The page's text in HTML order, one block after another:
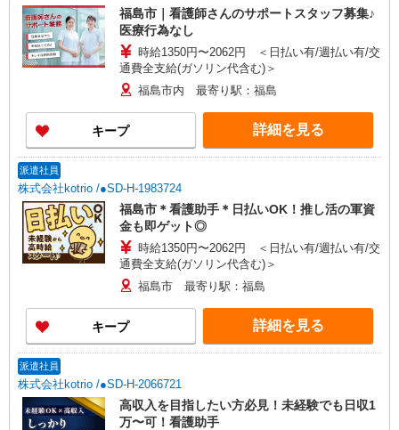
福島市｜看護師さんのサポートスタッフ募集♪
医療行為なし
時給1350円〜2062円 ＜日払い有/週払い有/交
通費全支給(ガソリン代含む)＞
福島市内 最寄り駅：福島
キープ 詳細を見る
派遣社員
株式会社kotrio /●SD-H-1983724
福島市＊看護助手＊日払いOK！推し活の軍資
金も即ゲット◎
時給1350円〜2062円 ＜日払い有/週払い有/交
通費全支給(ガソリン代含む)＞
福島市 最寄り駅：福島
キープ 詳細を見る
派遣社員
株式会社kotrio /●SD-H-2066721
高収入を目指したい方必見！未経験でも日収1
万〜可！看護助手